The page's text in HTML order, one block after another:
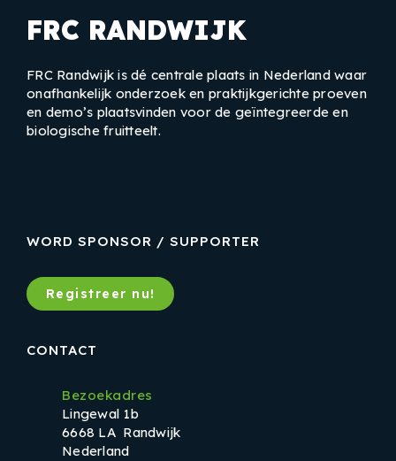
FRC RANDWIJK
FRC Randwijk is dé centrale plaats in Nederland waar
onafhankelijk onderzoek en praktijkgerichte proeven
en demo’s plaatsvinden voor de geïntegreerde en
biologische fruitteelt.
CONTACT
Bezoekadres
Lingewal 1b
6668 LA Randwijk
Nederland
WORD SPONSOR / SUPPORTER
Registreer nu!